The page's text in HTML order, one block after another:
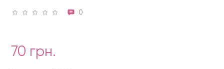
0
70 грн.